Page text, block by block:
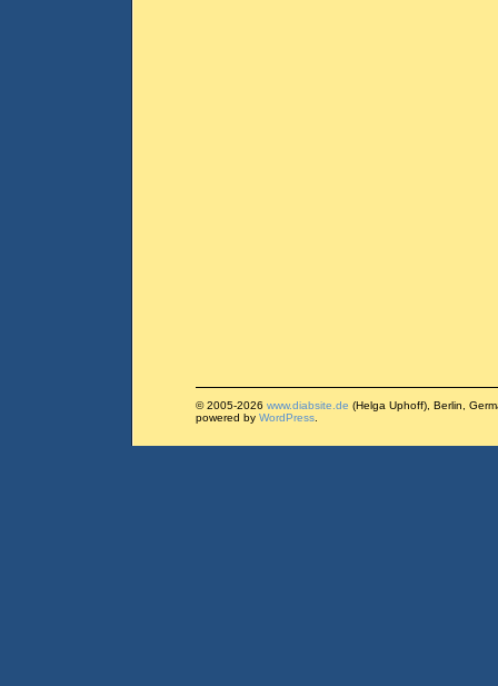
© 2005-2026 www.diabsite.de (Helga Uphoff), Berlin,
powered by WordPress.